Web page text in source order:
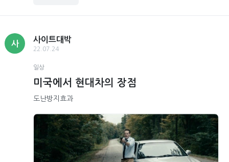
사
사이트대박
22.07.24
일상
미국에서 현대차의 장점
도난방지효과